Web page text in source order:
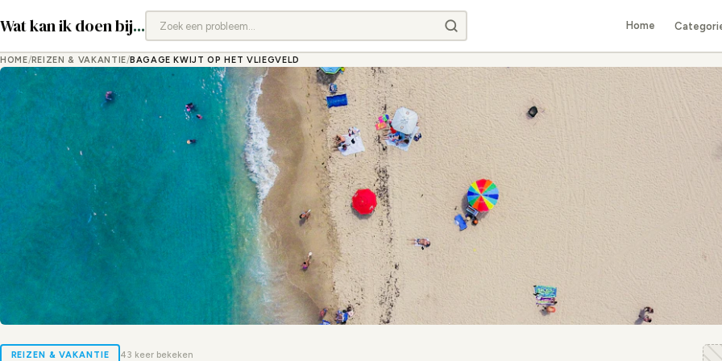
Wat kan ik doen bij... Home
HOME/REIZEN & VAKANTIE/BAGAGE KWIJT OP HET VLIEGVELD
REIZEN & VAKANTIE 43 keer bekeken